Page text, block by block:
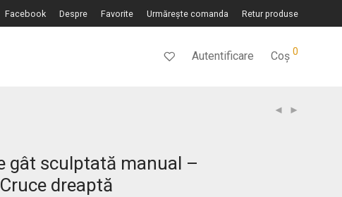
Facebook Despre Favorite Urmărește comanda Retur produse
Autentificare Coș 0
gât sculptată manual –
dreaptă